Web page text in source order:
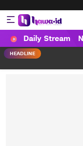
HAWA
Haluan Wanita
Daily Stream
HEADLINE